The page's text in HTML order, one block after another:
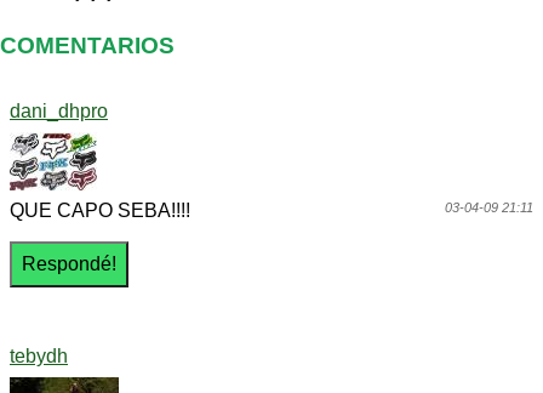
COMENTARIOS
dani_dhpro
03-04-09 21:11
QUE CAPO SEBA!!!!
tebydh